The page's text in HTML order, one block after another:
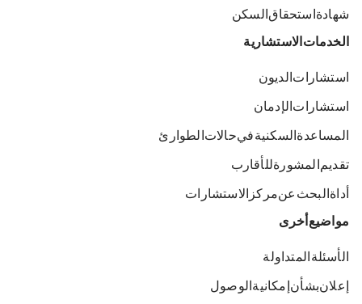
شهادة استحقاق السكن
الخدمات الاستشارية
استشارات الديون
استشارات الإدمان
المساعدة السكنية في حالات الطوارئ
تقديم المشورة للأقارب
أداة البحث عن مركز الاستشارات
مواضيع أخرى
الأسئلة المتداولة
إعلان بشأن إمكانية الوصول